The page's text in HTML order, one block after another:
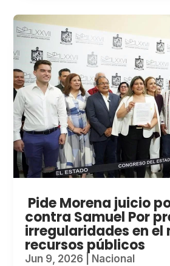
Pide Morena juicio
contra Samuel Por
irregularidades en el
recursos públicos
Jun 9, 2026 Nacional